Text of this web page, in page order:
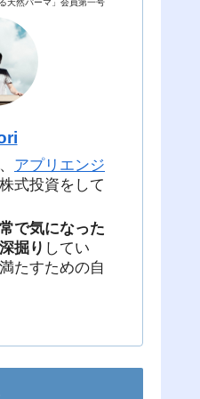
天然パーマ」会員第一号
アプリエンジ
式投資をして
常で気になった
掘り してい
たすための自